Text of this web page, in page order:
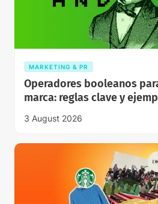
MARKETING & PR
Operadores booleanos
marca: reglas clave y
3 August 2026